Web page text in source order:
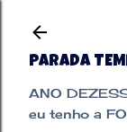
PARADA
ANO
eu tenho a